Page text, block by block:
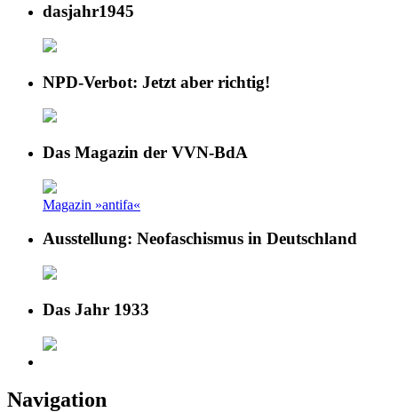
dasjahr1945
NPD-Verbot: Jetzt aber richtig!
Das Magazin der VVN-BdA
Magazin »antifa«
Ausstellung: Neofaschismus in Deutschland
Das Jahr 1933
Navigation